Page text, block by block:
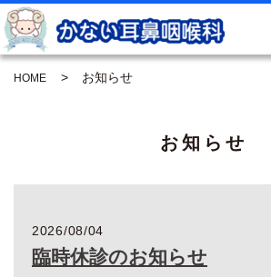
HOME お知らせ
お知らせ
2026/08/04
臨時休診のお知らせ